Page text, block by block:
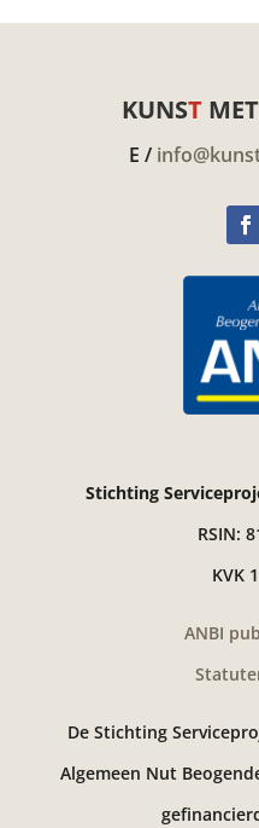
KUNST
E /
Stichting
RSIN:
KVK
ANBI
De Stichting
Algemeen Nut